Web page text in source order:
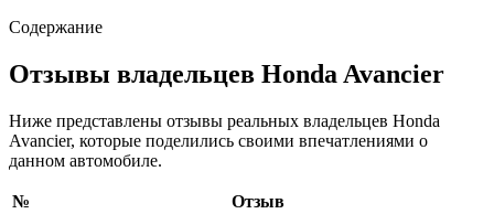
Содержание
Отзывы владельцев Honda Avancier
Ниже представлены отзывы реальных владельцев Honda
Avancier, которые поделились своими впечатлениями о
данном автомобиле.
№ Отзыв